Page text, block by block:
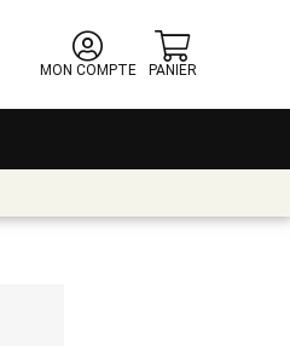
MON COMPTE
PANIER